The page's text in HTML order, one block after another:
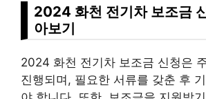
2024 화천 전기차 보조금
아보기
2024 화천 전기차 보조금 신청은
진행되며, 필요한 서류를 갖춘 후